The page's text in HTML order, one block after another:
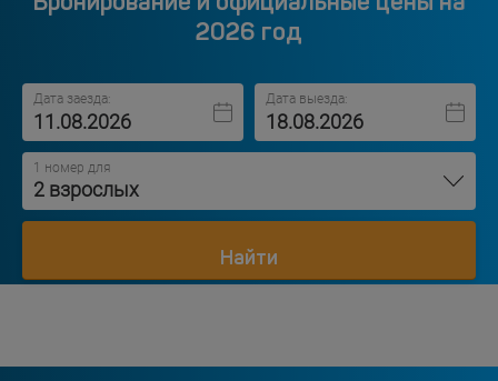
2026 год
Дата заезда: Дата выезда:
1 номер для
2 взрослых
Найти